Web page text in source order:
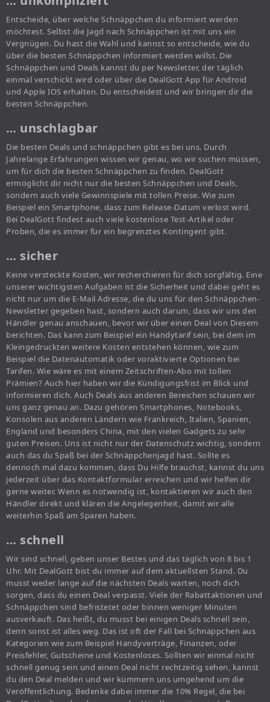
Entscheide, über welche Schnäppchen du informiert werden
möchtest. Selbst die Jagd nach Schnäppchen ist mit uns ein
Vergnügen. Du hast die Wahl und kannst so entscheide, wie du
über die besten Schnäppchen informiert werden willst. Die
Schnäppchen und Deals kannst du per Newsletter, der täglich
einmal verschickt wird oder über die DealGott App für Android
und Apple IOS erhalten. Du entscheidest und wir bringen dir die
besten Schnäppchen.
… unschlagbar
Die besten Deals und schnäppchen gibt es bei uns. Durch
Jahrelange Erfahrungen wissen wir genau, wo wir suchen müssen,
um für dich die besten Schnäppchen zu finden. DealGott
ermöglicht dir nicht nur die besten Schnäppchen und Deals,
sondern auch viele Gewinnspiele mit tollen Preise. Wie zum
Beispiel ein Smartphone, dass zum Release-Datum verlost wird.
Bei DealGott findest auch viele kostenlose Test-Artikel oder
Proben, die es immer für ein begrenztes Kontingent gibt.
… sicher
Keine versteckte Kosten, wir recherchieren für dich sorgfältig. Eine
unserer wichtigsten Aufgaben ist die Sicherheit und dabei geht es
nicht nur um die E-Mail Adresse, die du uns für den Schnäppchen-
Newsletter gegeben hast, sondern auch darum, dass wir uns den
Händler genau anschauen, bevor wir über einen Deal von Diesem
berichten. Das kann zum Beispiel ein Handytarif sein, bei dem im
Kleingedruckten weitere Kosten entstehen können, wie zum
Beispiel die Datenautomatik oder voraktivierte Optionen bei
Tarifen. Wie wäre es mit einem Zeitschriften-Abo mit tollen
Prämien? Auch hier haben wir die Kündigungsfrist im Blick und
informieren dich. Auch Deals aus anderen Bereichen schauen wir
uns ganz genau an. Dazu gehören Smartphones, Notebooks,
Konsolen aus anderen Ländern wie Frankreich, Italien, Spanien,
England und besonders China, mit den vielen Gadgets zu sehr
guten Preisen. Uns ist nicht nur der Datenschutz wichtig, sondern
auch das du Spaß bei der Schnäppchenjagd hast. Sollte es
dennoch mal dazu kommen, dass Du Hilfe brauchst, kannst du uns
jederzeit über das Kontaktformular erreichen und wir helfen dir
gerne weiter. Wenn es notwendig ist, kontaktieren wir auch den
Händler direkt und klären die Angelegenheit, damit wir alle
weiterhin Spaß am Sparen haben.
… schnell
Wir sind schnell, geben unser Bestes und das täglich von 8 bis 1
Uhr. Mit DealGott bist du immer auf dem aktuellsten Stand. Du
musst weder lange auf die nächsten Deals warten, noch dich
sorgen, dass du einen Deal verpasst. Viele der Rabattaktionen und
Schnäppchen sind befristetet oder binnen weniger Minuten
ausverkauft. Das heißt, du musst bei einigen Deals schnell sein,
denn sonst ist alles weg. Das ist oft der Fall bei Schnäppchen aus
Kategorien wie zum Beispiel Handyverträge, Finanzen, oder
Preisfehler, Gutscheine und Kostenloses. Sollten wir einmal nicht
schnell genug sein und einen Deal nicht rechtzeitig sehen, kannst
du den Deal melden und wir kümmern uns umgehend um die
Veröffentlichung. Bedenke dabei immer die 10% Regel, die bei